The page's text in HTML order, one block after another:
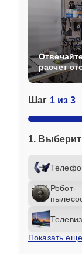
Шаг 1 из 3
1.
Робот-
Показать еще
расчет